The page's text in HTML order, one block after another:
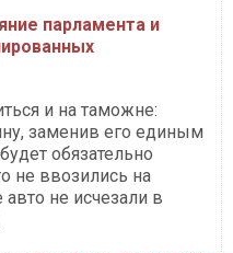
парламента и
и на таможне:
заменив его единым
обязательно
не ввозились на
не исчезали в